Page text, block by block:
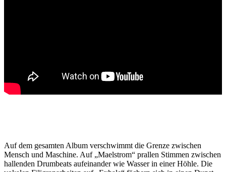
Auf dem gesamten Album verschwimmt die Grenze zwischen
Mensch und Maschine. Auf „Maelstrom“ prallen Stimmen zwischen
hallenden Drumbeats aufeinander wie Wasser in einer Höhle. Die